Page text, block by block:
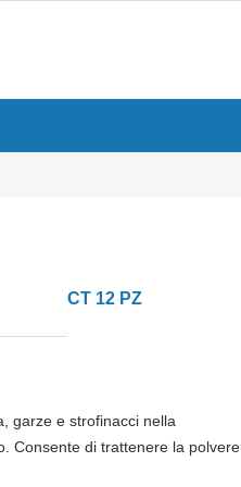
CT 12 PZ
garze e strofinacci nella
Consente di trattenere la polvere